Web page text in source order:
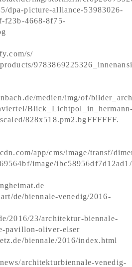
dpa-picture-alliance-53983026-
f23b-4668-8f75-
s/
medien/img/of/
828x518.pm2.bgFFFFFF.
app/cms/image/transf/
image/
de/biennale-venedig/2016-
2016/23/architektur-biennale-
pavillon-oliver-elser
biennale/2016/index.html
architekturbiennale-venedig-